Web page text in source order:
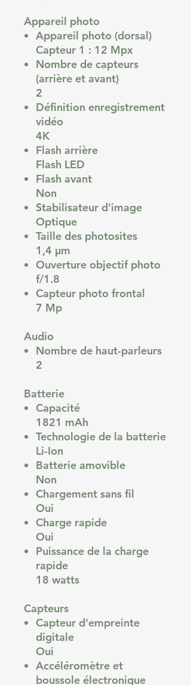
Appareil photo
Appareil photo (dorsal)
Capteur 1 : 12 Mpx
Nombre de capteurs
(arrière et avant)
2
Définition enregistrement
vidéo
4K
Flash arrière
Flash LED
Flash avant
Non
Stabilisateur d'image
Optique
Taille des photosites
1,4 µm
Ouverture objectif photo
f/1.8
Capteur photo frontal
7 Mp
Audio
Nombre de haut-parleurs
2
Batterie
Capacité
1821 mAh
Technologie de la batterie
Li-Ion
Batterie amovible
Non
Chargement sans fil
Oui
Charge rapide
Oui
Puissance de la charge
rapide
18 watts
Capteurs
Capteur d'empreinte
digitale
Oui
Accéléromètre et
boussole électronique